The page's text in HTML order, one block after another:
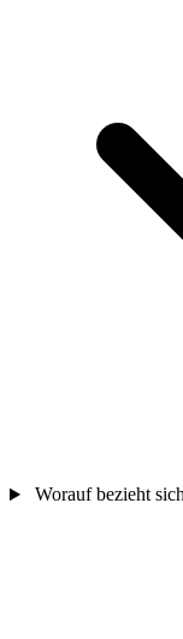
Worauf bezieht